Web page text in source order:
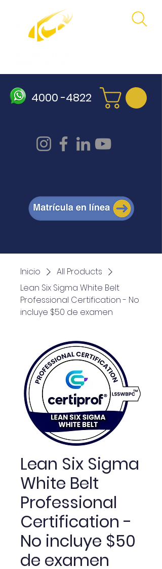
4000 -4822
Inicio
All Products
Lean Six Sigma White Belt
Professional Certification - No
incluye $50 de examen
Lean Six Sigma
White Belt
Professional
Certification -
No incluye $50
de examen